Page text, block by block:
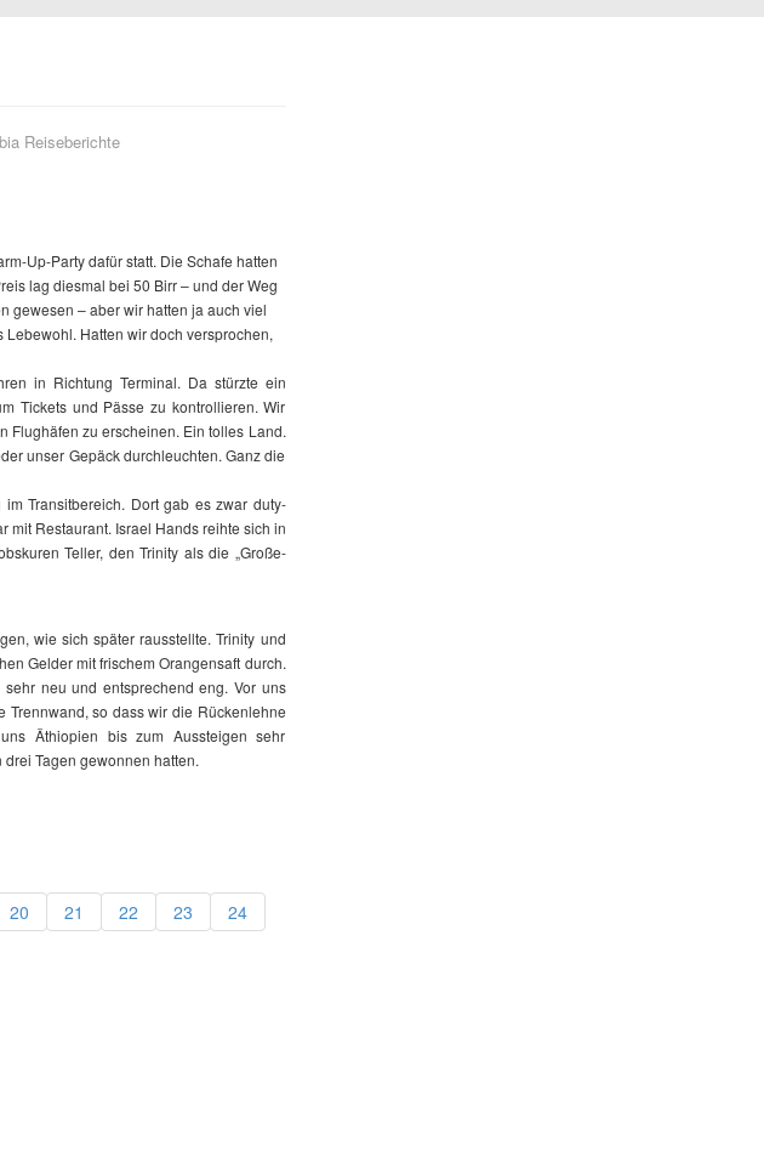
Reiseberichte
Up-Party dafür statt. Die Schafe hatten
lag diesmal bei 50 Birr – und der Weg
gewesen – aber wir hatten ja auch viel
Hatten wir doch versprochen,
in Richtung Terminal. Da stürzte ein
Tickets und Pässe zu kontrollieren. Wir
Flughäfen zu erscheinen. Ein tolles Land.
unser Gepäck durchleuchten. Ganz die
Transitbereich. Dort gab es zwar duty-
mit Restaurant. Israel Hands reihte sich in
Teller, den Trinity als die „Große-
wie sich später rausstellte. Trinity und
Gelder mit frischem Orangensaft durch.
neu und entsprechend eng. Vor uns
so dass wir die Rückenlehne
Äthiopien bis zum Aussteigen sehr
Tagen gewonnen hatten.
20 21 22 23
24